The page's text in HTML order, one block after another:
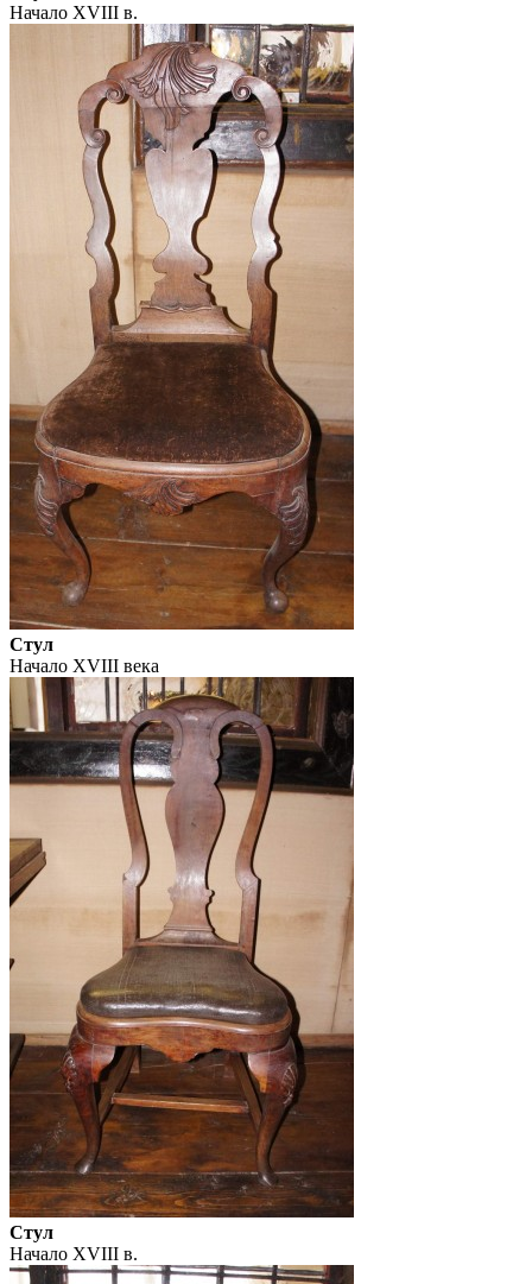
Начало XVIII в.
Стул
Начало XVIII века
Стул
Начало XVIII в.